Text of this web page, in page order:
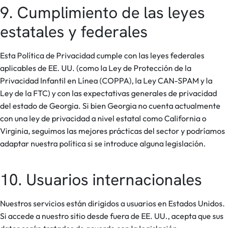
9. Cumplimiento de las leyes
estatales y federales
Esta Política de Privacidad cumple con las leyes federales
aplicables de EE. UU. (como la Ley de Protección de la
Privacidad Infantil en Línea (COPPA), la Ley CAN-SPAM y la
Ley de la FTC) y con las expectativas generales de privacidad
del estado de Georgia. Si bien Georgia no cuenta actualmente
con una ley de privacidad a nivel estatal como California o
Virginia, seguimos las mejores prácticas del sector y podríamos
adaptar nuestra política si se introduce alguna legislación.
10. Usuarios internacionales
Nuestros servicios están dirigidos a usuarios en Estados Unidos.
Si accede a nuestro sitio desde fuera de EE. UU., acepta que sus